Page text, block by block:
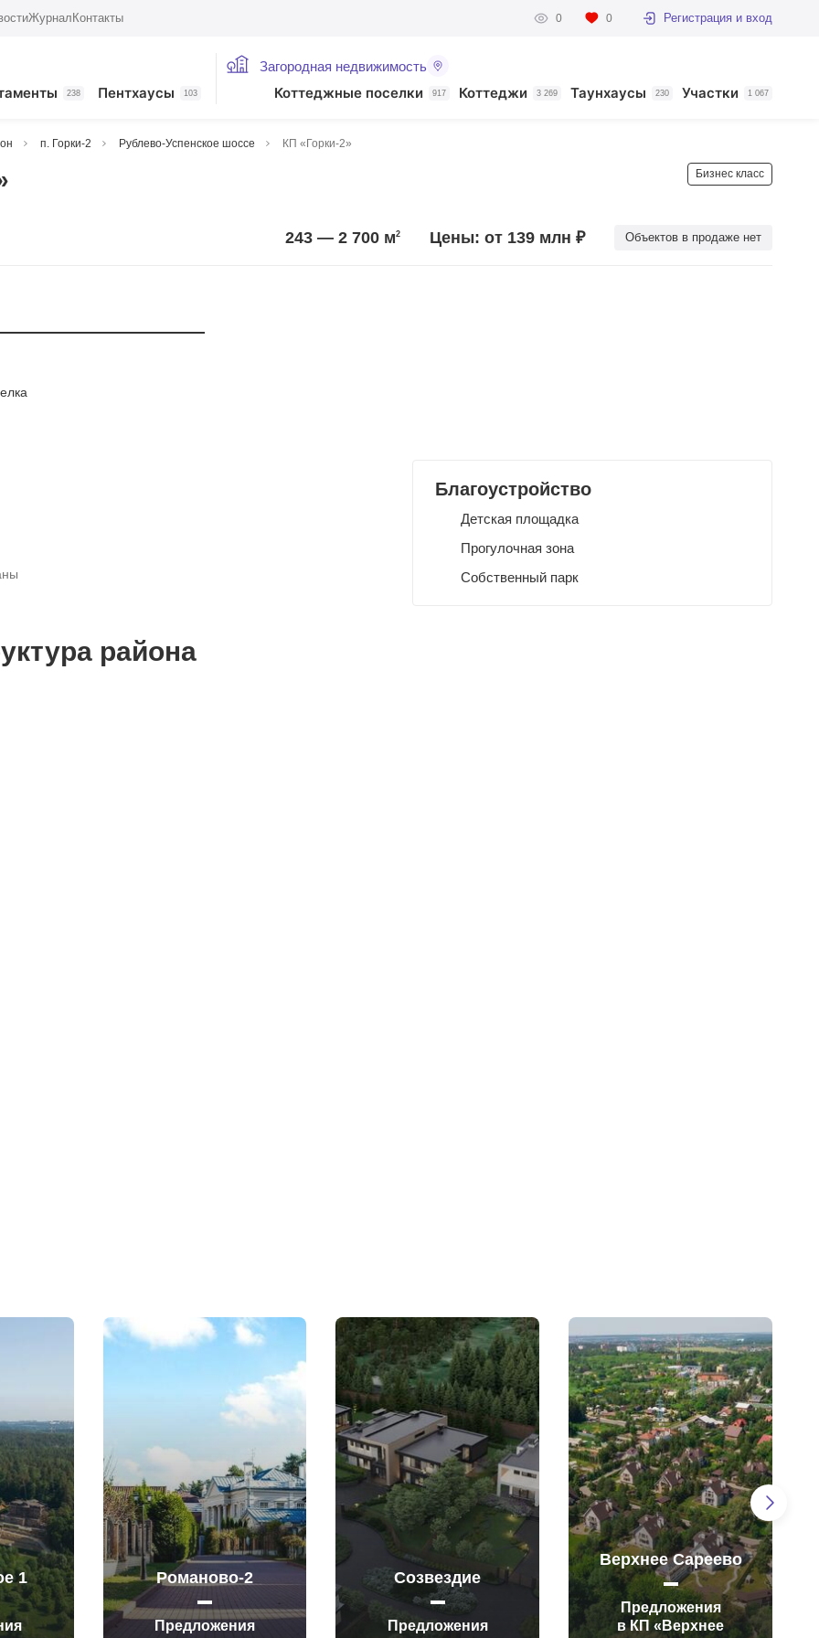
Журнал Контакты 0 0 Регистрация и вход
238 Пентхаусы 103
Загородная недвижимость
Коттеджные поселки 917 Коттеджи 3 269 Таунхаусы 230 Участки 1 067
п. Горки-2 Рублево-Успенское шоссе КП «Горки-2»
Бизнес класс
Объектов в продаже нет
Цены: от 139 млн ₽
243 — 2 700 м2
Благоустройство
Детская площадка
Прогулочная зона
Собственный парк
района
1 Романово-2
Предложения
Созвездие
Предложения
Верхнее Сареево
Предложения
в КП «Верхнее